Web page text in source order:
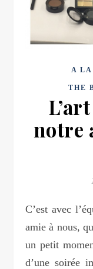
A LA
THE
notre
C’est avec l’équipe TTQTP et Olivia une bonne
amie à nous,
un petit
d’une soirée